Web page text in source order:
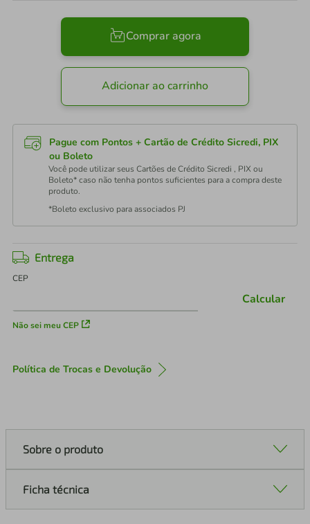
Comprar agora
Adicionar ao carrinho
Pague com Pontos + Cartão de Crédito Sicredi, PIX
ou Boleto
Você pode utilizar seus Cartões de Crédito Sicredi , PIX ou
Boleto* caso não tenha pontos suficientes para a compra deste
produto.
*Boleto exclusivo para associados PJ
Entrega
CEP
Não sei meu CEP
Calcular
Política de Trocas e Devolução
Sobre o produto
Ficha técnica